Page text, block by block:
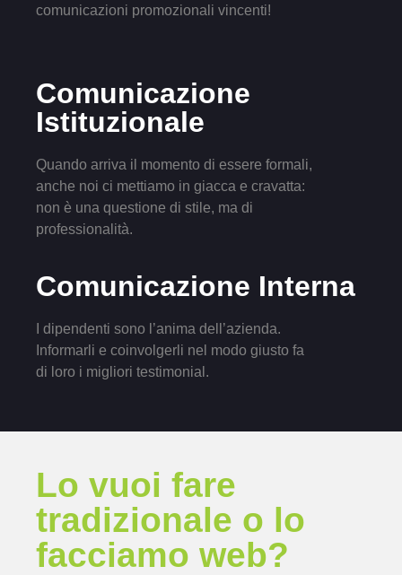
comunicazioni promozionali vincenti!
Comunicazione
Istituzionale
Quando arriva il momento di essere formali,
anche noi ci mettiamo in giacca e cravatta:
non è una questione di stile, ma di
professionalità.
Comunicazione Interna
I dipendenti sono l’anima dell’azienda.
Informarli e coinvolgerli nel modo giusto fa
di loro i migliori testimonial.
Lo vuoi fare
tradizionale o lo
facciamo web?